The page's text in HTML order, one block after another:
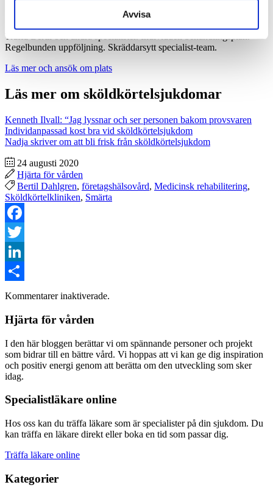
Avvisa
Träffa Bertil och andra specialister. Individuell behandlingsplan.
Regelbunden uppföljning. Skräddarsytt specialist-team.
Läs mer och ansök om plats
Läs mer om sköldkörtelsjukdomar
Kenneth Ilvall: “Jag lyssnar och ser personen bakom provsvaren
Individanpassad kost bra vid sköldkörtelsjukdom
Nadja skriver om att bli frisk från sköldkörtelsjukdom
24 augusti 2020
Hjärta för vården
Bertil Dahlgren, företagshälsovård, Medicinsk rehabilitering,
Sköldkörtelkliniken, Smärta
Facebook
Twitter
LinkedIn
Dela
Kommentarer inaktiverade.
Hjärta för vården
I den här bloggen berättar vi om spännande personer och projekt
som bidrar till en bättre vård. Vi hoppas att vi kan ge dig inspiration
och positiv energi genom att berätta om den utveckling som sker
idag.
Specialistläkare online
Hos oss kan du träffa läkare som är specialister på din sjukdom. Du
kan träffa en läkare direkt eller boka en tid som passar dig.
Träffa läkare online
Kategorier